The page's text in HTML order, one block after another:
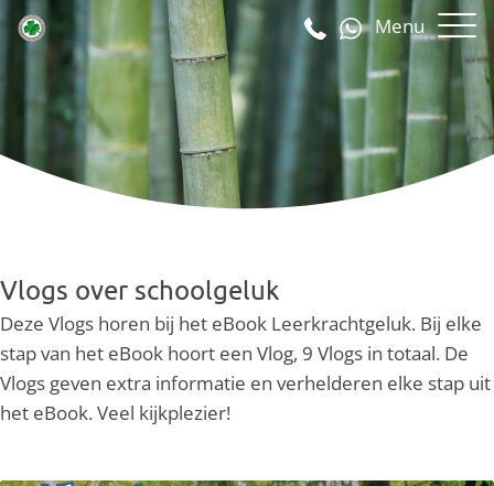
Menu
Vlogs over schoolgeluk
Deze Vlogs horen bij het eBook Leerkrachtgeluk. Bij elke
stap van het eBook hoort een Vlog, 9 Vlogs in totaal. De
Vlogs geven extra informatie en verhelderen elke stap uit
het eBook. Veel kijkplezier!